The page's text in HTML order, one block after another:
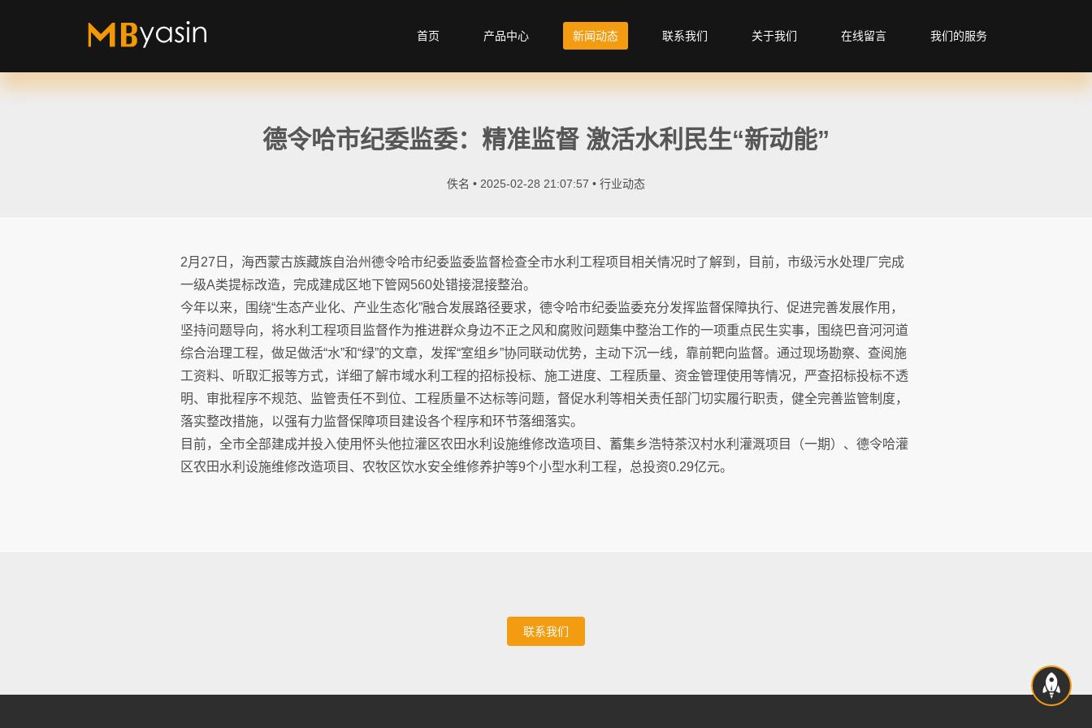
首页 产品中心 新闻动态 联系我们 关于我们 在线留言 我们的服务
德令哈市纪委监委：精准监督 激活水利民生“新动能”
佚名 • 2025-02-28 21:07:57 • 行业动态
2月27日，海西蒙古族藏族自治州德令哈市纪委监委监督检查全市水利工程项目相关情况时了解到，目前，市级污水处理厂完成
一级A类提标改造，完成建成区地下管网560处错接混接整治。
今年以来，围绕“生态产业化、产业生态化”融合发展路径要求，德令哈市纪委监委充分发挥监督保障执行、促进完善发展作用，
坚持问题导向，将水利工程项目监督作为推进群众身边不正之风和腐败问题集中整治工作的一项重点民生实事，围绕巴音河河道
综合治理工程，做足做活“水”和“绿”的文章，发挥“室组乡”协同联动优势，主动下沉一线，靠前靶向监督。通过现场勘察、查阅施
工资料、听取汇报等方式，详细了解市域水利工程的招标投标、施工进度、工程质量、资金管理使用等情况，严查招标投标不透
明、审批程序不规范、监管责任不到位、工程质量不达标等问题，督促水利等相关责任部门切实履行职责，健全完善监管制度，
落实整改措施，以强有力监督保障项目建设各个程序和环节落细落实。
目前，全市全部建成并投入使用怀头他拉灌区农田水利设施维修改造项目、蓄集乡浩特茶汉村水利灌溉项目（一期）、德令哈灌
区农田水利设施维修改造项目、农牧区饮水安全维修养护等9个小型水利工程，总投资0.29亿元。
联系我们